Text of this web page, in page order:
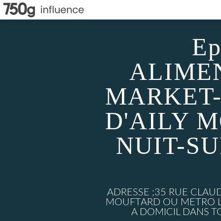
D'AILY
NUIT-
ADRESSE ;35 RUE
MOUFTARD OU METRO
A DOMICIL DANS